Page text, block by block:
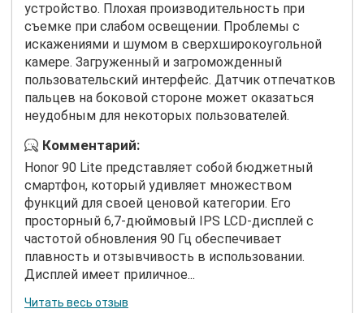
устройство. Плохая производительность при
съемке при слабом освещении. Проблемы с
искажениями и шумом в сверхширокоугольной
камере. Загруженный и загроможденный
пользовательский интерфейс. Датчик отпечатков
пальцев на боковой стороне может оказаться
неудобным для некоторых пользователей.
Комментарий:
Honor 90 Lite представляет собой бюджетный
смартфон, который удивляет множеством
функций для своей ценовой категории. Его
просторный 6,7-дюймовый IPS LCD-дисплей с
частотой обновления 90 Гц обеспечивает
плавность и отзывчивость в использовании.
Дисплей имеет приличное...
Читать весь отзыв